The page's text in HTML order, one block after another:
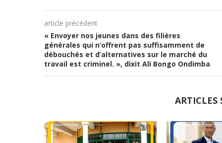
article précédent
« Envoyer nos jeunes dans des filières
générales qui n’offrent pas suffisamment de
débouchés et d’alternatives sur le marché du
travail est criminel. », dixit Ali Bongo Ondimba
ARTICLES